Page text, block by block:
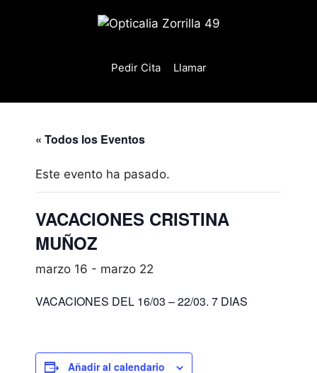
Pedir Cita Llamar
« Todos los Eventos
Este evento ha pasado.
VACACIONES CRISTINA
MUÑOZ
marzo 16 - marzo 22
VACACIONES DEL 16/03 – 22/03. 7 DIAS
Añadir al calendario